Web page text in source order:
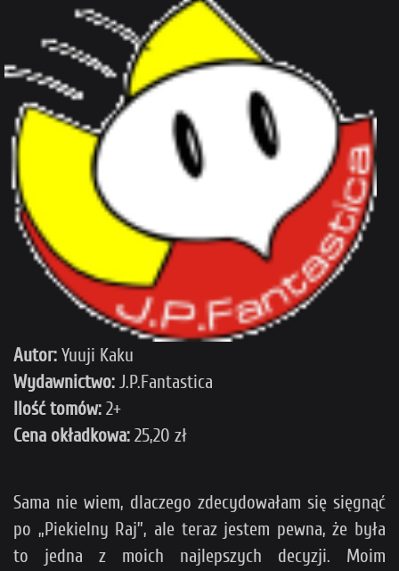
Autor: Yuuji Kaku
Wydawnictwo: J.P.Fantastica
Ilość tomów: 2+
Cena okładkowa: 25,20 zł
Sama nie wiem, dlaczego zdecydowałam się sięgnąć
po „Piekielny Raj”, ale teraz jestem pewna, że była
to jedna z moich najlepszych decyzji. Moim